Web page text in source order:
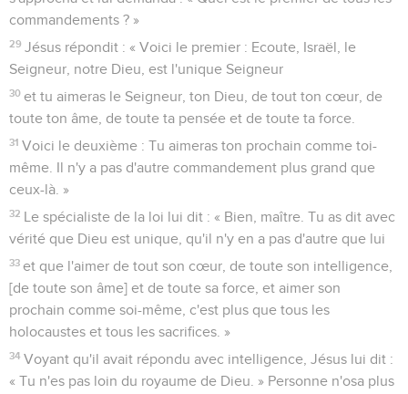
commandements ? »
29 Jésus répondit : « Voici le premier : Ecoute, Israël, le
Seigneur, notre Dieu, est l'unique Seigneur
30 et tu aimeras le Seigneur, ton Dieu, de tout ton cœur, de
toute ton âme, de toute ta pensée et de toute ta force.
31 Voici le deuxième : Tu aimeras ton prochain comme toi-
même. Il n'y a pas d'autre commandement plus grand que
ceux-là. »
32 Le spécialiste de la loi lui dit : « Bien, maître. Tu as dit avec
vérité que Dieu est unique, qu'il n'y en a pas d'autre que lui
33 et que l'aimer de tout son cœur, de toute son intelligence,
[de toute son âme] et de toute sa force, et aimer son
prochain comme soi-même, c'est plus que tous les
holocaustes et tous les sacrifices. »
34 Voyant qu'il avait répondu avec intelligence, Jésus lui dit :
« Tu n'es pas loin du royaume de Dieu. » Personne n'osa plus